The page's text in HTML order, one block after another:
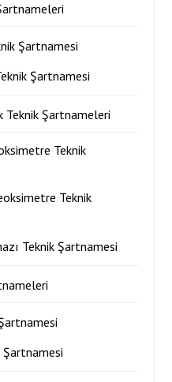
Şartnamesi
Şartnamesi
Teknik Şartnameleri
Teknik
Teknik
Teknik Şartnamesi